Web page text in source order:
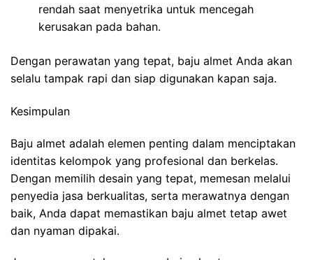
rendah saat menyetrika untuk mencegah
kerusakan pada bahan.
Dengan perawatan yang tepat, baju almet Anda akan
selalu tampak rapi dan siap digunakan kapan saja.
Kesimpulan
Baju almet adalah elemen penting dalam menciptakan
identitas kelompok yang profesional dan berkelas.
Dengan memilih desain yang tepat, memesan melalui
penyedia jasa berkualitas, serta merawatnya dengan
baik, Anda dapat memastikan baju almet tetap awet
dan nyaman dipakai.